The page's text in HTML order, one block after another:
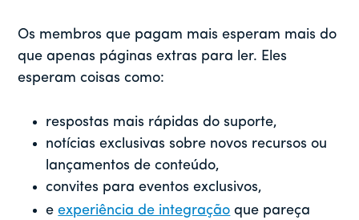
Os membros que pagam mais esperam mais do
que apenas páginas extras para ler. Eles
esperam coisas como:
respostas mais rápidas do suporte,
notícias exclusivas sobre novos recursos ou
lançamentos de conteúdo,
convites para eventos exclusivos,
eexperiência de integração que pareça